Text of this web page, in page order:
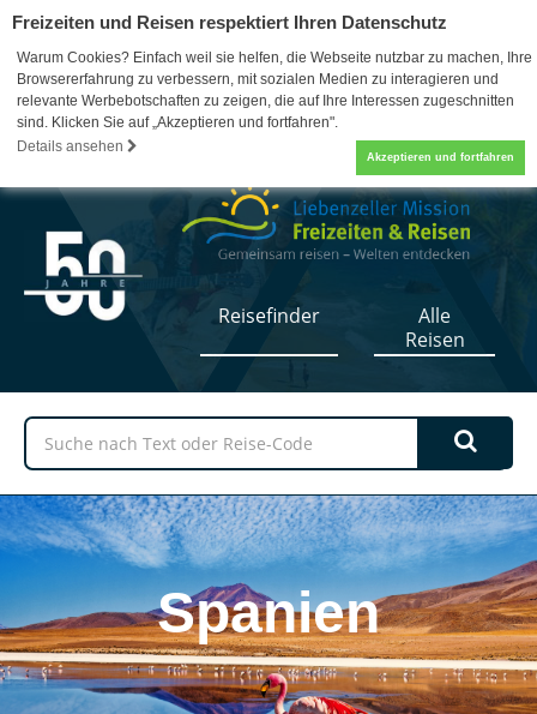
Freizeiten und Reisen respektiert Ihren Datenschutz
Warum Cookies? Einfach weil sie helfen, die Webseite nutzbar zu machen, Ihre
Browsererfahrung zu verbessern, mit sozialen Medien zu interagieren und
relevante Werbebotschaften zu zeigen, die auf Ihre Interessen zugeschnitten
sind. Klicken Sie auf „Akzeptieren und fortfahren".
Details ansehen
Akzeptieren und fortfahren
07052 / 17-5110 0
Reisefinder
Alle
Reisen
Spanien